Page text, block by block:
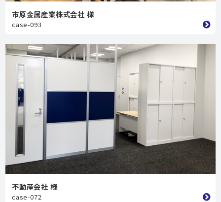
市原金属産業株式会社 様
case-093
不動産会社 様
case-072